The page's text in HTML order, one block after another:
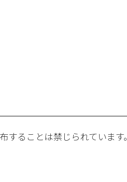
ることは禁じられています。